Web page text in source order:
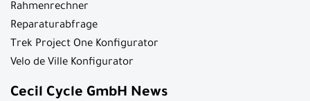
Rahmenrechner
Reparaturabfrage
Trek Project One Konfigurator
Velo de Ville Konfigurator
Cecil Cycle GmbH News